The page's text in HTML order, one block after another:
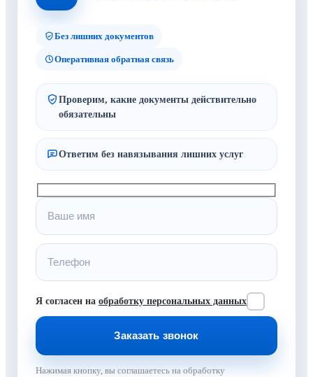
Без лишних документов
Оперативная обратная связь
Проверим, какие документы действительно
обязательны
Ответим без навязывания лишних услуг
Я согласен на обработку персональных данных
Нажимая кнопку, вы соглашаетесь на обработку